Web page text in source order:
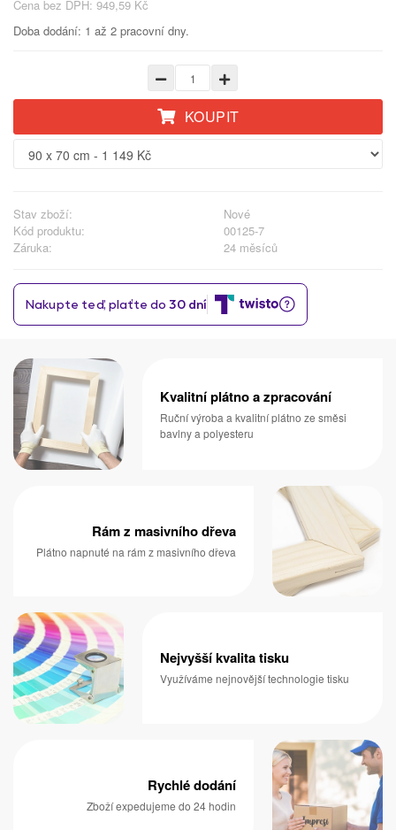
Cena bez DPH: 949,59 Kč
Doba dodání: 1 až 2 pracovní dny.
KOUPIT
Stav zboží:
Nové
Kód produktu:
00125-7
Záruka:
24 měsíců
Kvalitní plátno a zpracování
Ruční výroba a kvalitní plátno ze směsi
bavlny a polyesteru
Rám z masivního dřeva
Plátno napnuté na rám z masivního dřeva
Nejvyšší kvalita tisku
Využíváme nejnovější technologie tisku
Rychlé dodání
Zboží expedujeme do 24 hodin